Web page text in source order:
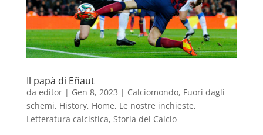
Il papà di Eñaut
da editor| Gen 8, 2023 | Calciomondo, Fuori dagli
schemi, History, Home, Le nostre inchieste,
Letteratura calcistica, Storia del Calcio